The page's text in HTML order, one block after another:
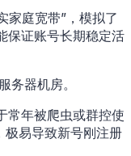
家庭宽带”，模拟了
保证账号长期稳定活
务器机房。
常年被爬虫或群控使
易导致新号刚注册